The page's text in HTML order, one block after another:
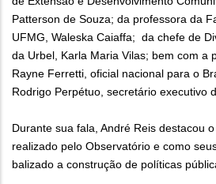
Patterson de Souza; da professora da
UFMG, Waleska Caiaffa; da chefe de
da Urbel, Karla Maria Vilas; bem com a
Rayne Ferretti, oficial nacional para o
Rodrigo Perpétuo, secretário executivo
Durante sua fala, André Reis destacou
realizado pelo Observatório e como
balizado a construção de políticas